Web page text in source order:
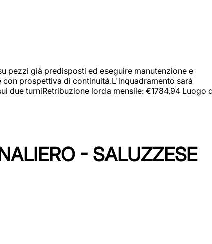
pezzi già predisposti ed eseguire manutenzione e
prospettiva di continuità.L'inquadramento sarà
due turniRetribuzione lorda mensile: €1784,94 Luogo
- SALUZZESE